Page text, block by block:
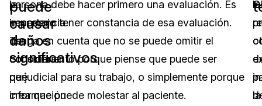
puede
causar
daños
significativos
la
importancia
de
considerar
qué
información
persona debe hacer primero una evaluación. Es
necesario tener constancia de esa evaluación.
Tenga en cuenta que no se puede omitir el
conocimiento porque piense que puede ser
perjudicial para su trabajo, o simplemente porque
crea que puede molestar al paciente.
la
la